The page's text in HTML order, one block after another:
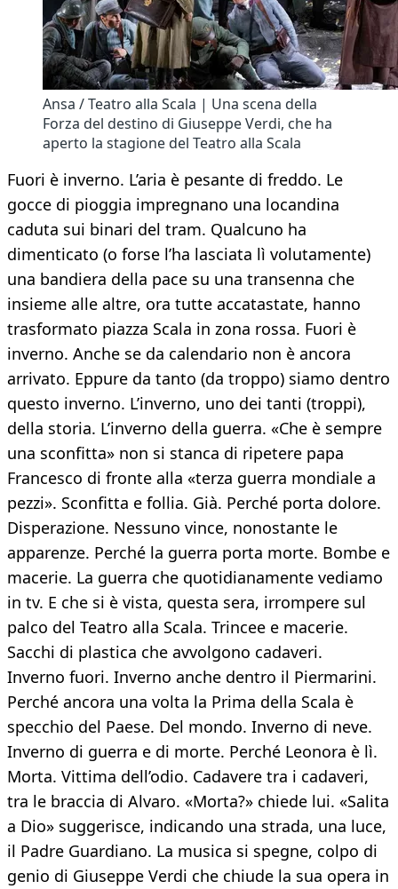
Ansa / Teatro alla Scala | Una scena della
Forza del destino di Giuseppe Verdi, che ha
aperto la stagione del Teatro alla Scala
Fuori è inverno. L’aria è pesante di freddo. Le
gocce di pioggia impregnano una locandina
caduta sui binari del tram. Qualcuno ha
dimenticato (o forse l’ha lasciata lì volutamente)
una bandiera della pace su una transenna che
insieme alle altre, ora tutte accatastate, hanno
trasformato piazza Scala in zona rossa. Fuori è
inverno. Anche se da calendario non è ancora
arrivato. Eppure da tanto (da troppo) siamo dentro
questo inverno. L’inverno, uno dei tanti (troppi),
della storia. L’inverno della guerra. «Che è sempre
una sconfitta» non si stanca di ripetere papa
Francesco di fronte alla «terza guerra mondiale a
pezzi». Sconfitta e follia. Già. Perché porta dolore.
Disperazione. Nessuno vince, nonostante le
apparenze. Perché la guerra porta morte. Bombe e
macerie. La guerra che quotidianamente vediamo
in tv. E che si è vista, questa sera, irrompere sul
palco del Teatro alla Scala. Trincee e macerie.
Sacchi di plastica che avvolgono cadaveri.
Inverno fuori. Inverno anche dentro il Piermarini.
Perché ancora una volta la Prima della Scala è
specchio del Paese. Del mondo. Inverno di neve.
Inverno di guerra e di morte. Perché Leonora è lì.
Morta. Vittima dell’odio. Cadavere tra i cadaveri,
tra le braccia di Alvaro. «Morta?» chiede lui. «Salita
a Dio» suggerisce, indicando una strada, una luce,
il Padre Guardiano. La musica si spegne, colpo di
genio di Giuseppe Verdi che chiude la sua opera in